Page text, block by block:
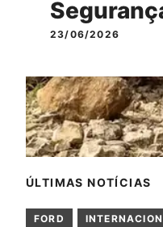
23/06/2026
ÚLTIMAS NOTÍCIAS
FORD